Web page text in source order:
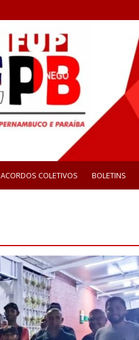
ACORDOS COLETIVOS BOLETINS